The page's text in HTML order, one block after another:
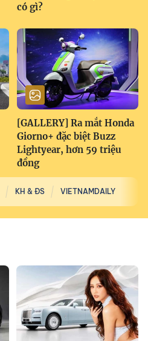
có gì?
[GALLERY] Ra mắt Honda
Giorno+ đặc biệt Buzz
Lightyear, hơn 59 triệu
đồng
KH & ĐS VIETNAMDAILY